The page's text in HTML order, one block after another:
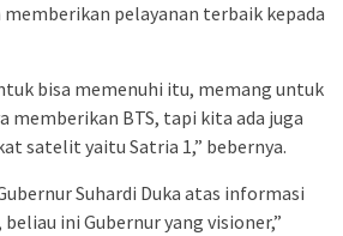
pelayanan terbaik kepada
bisa memenuhi itu, memang untuk
memberikan BTS, tapi kita ada juga
satelit yaitu Satria 1,” bebernya.
Suhardi Duka atas informasi
ini Gubernur yang visioner,”